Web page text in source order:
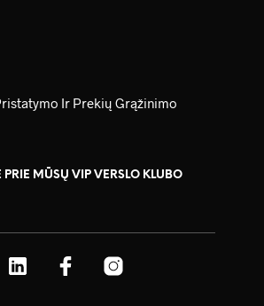
Ir Prekių Grąžinimo
PRIE MŪSŲ VIP VERSLO KLUBO